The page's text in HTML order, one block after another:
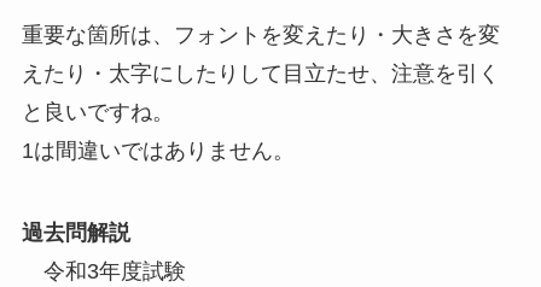
重要な箇所は、フォントを変えたり・大きさを変
えたり・太字にしたりして目立たせ、注意を引く
と良いですね。
1は間違いではありません。
過去問解説
令和3年度試験